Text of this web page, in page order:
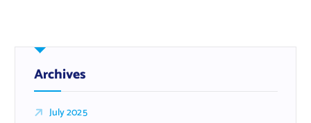
Archives
July 2025